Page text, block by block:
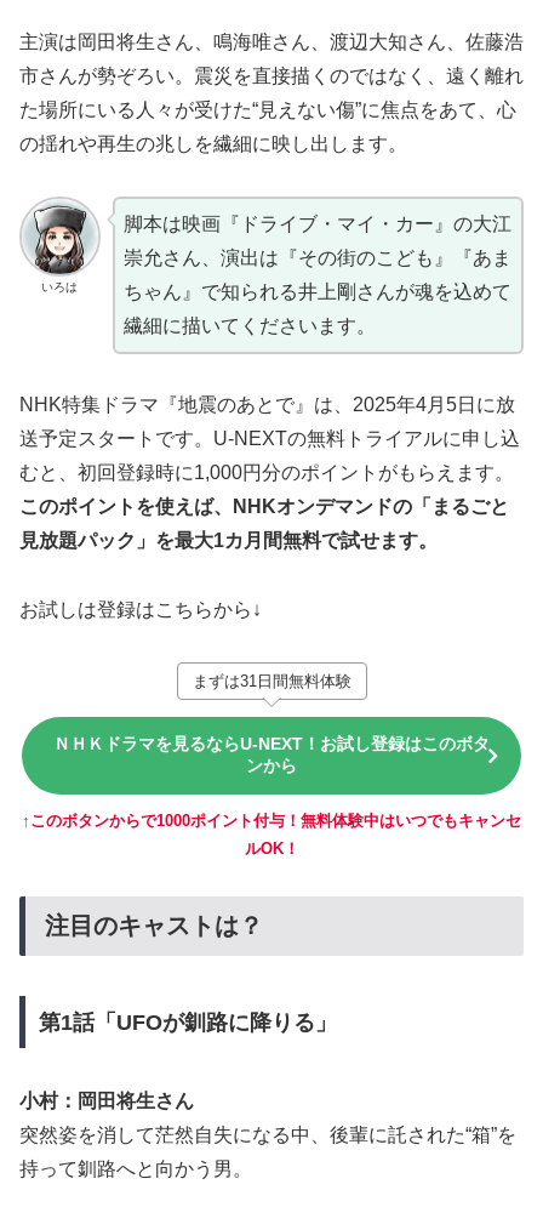
主演は岡田将生さん、鳴海唯さん、渡辺大知さん、佐藤浩
市さんが勢ぞろい。震災を直接描くのではなく、遠く離れ
た場所にいる人々が受けた“見えない傷”に焦点をあて、心
の揺れや再生の兆しを繊細に映し出します。
いろは
脚本は映画『ドライブ・マイ・カー』の大江
崇允さん、演出は『その街のこども』『あま
ちゃん』で知られる井上剛さんが魂を込めて
繊細に描いてくださいます。
NHK特集ドラマ『地震のあとで』は、2025年4月5日に放
送予定スタートです。U-NEXTの無料トライアルに申し込
むと、初回登録時に1,000円分のポイントがもらえます。
このポイントを使えば、NHKオンデマンドの「まるごと
見放題パック」を最大1カ月間無料で試せます。
お試しは登録はこちらから↓
まずは31日間無料体験
ＮＨＫドラマを見るならU-NEXT！お試し登録はこのボタ
ンから
↑このボタンからで1000ポイント付与！無料体験中はいつでもキャンセ
ルOK！
注目のキャストは？
第1話「UFOが釧路に降りる」
小村：岡田将生さん
突然姿を消して茫然自失になる中、後輩に託された“箱”を
持って釧路へと向かう男。